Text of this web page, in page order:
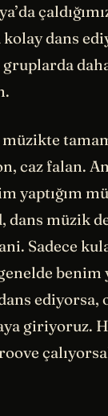
dans
gruplarda
caz falan.
yaptığım
dans müzik
Sadece
benim
ediyorsa,
giriyoruz.